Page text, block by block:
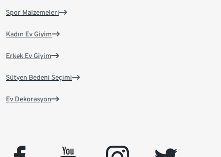
Spor Malzemeleri
Kadın Ev Giyim
Erkek Ev Giyim
Sütyen Bedeni Seçimi
Ev Dekorasyon